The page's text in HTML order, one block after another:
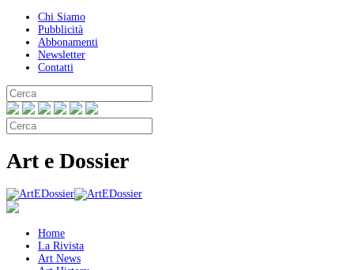
Chi Siamo
Pubblicità
Abbonamenti
Newsletter
Contatti
Art e Dossier
Home
La Rivista
Art News